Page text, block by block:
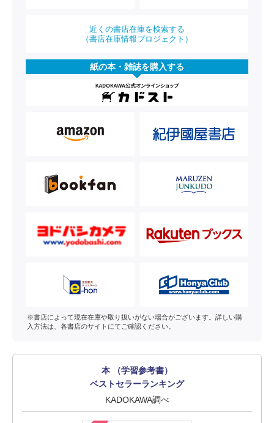
近くの書店在庫を検索する
（書店在庫情報プロジェクト）
紙の本・雑誌を購入する
※書店によって現在在庫や取り扱いがない場合がございます。詳しい購
入方法は、各書店のサイトにてご確認ください。
本 （学習参考書）
ベストセラーランキング
KADOKAWA調べ